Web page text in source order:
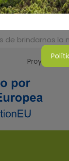
Proyecto
de brindarnos